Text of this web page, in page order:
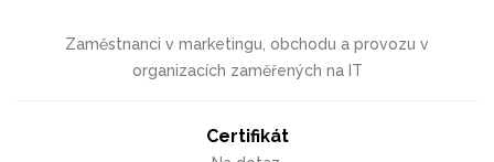
Zaměstnanci v marketingu, obchodu a provozu v
organizacích zaměřených na IT
Certifikát